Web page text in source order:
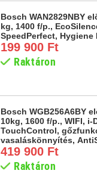
Bosch WAN2829NBY
kg, 1400 f/p.,
SpeedPerfect,
199 900 Ft
Raktáron
Bosch WGB256A6BY
10kg, 1600 f/p., WIFI, i-
TouchControl,
vasaláskönnyítés,
419 900 Ft
Raktáron